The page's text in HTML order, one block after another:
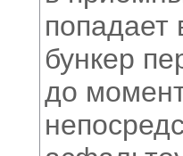
попадает
бункер
до